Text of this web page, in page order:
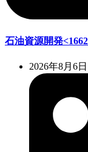
石油資源開発
2026年8月6日